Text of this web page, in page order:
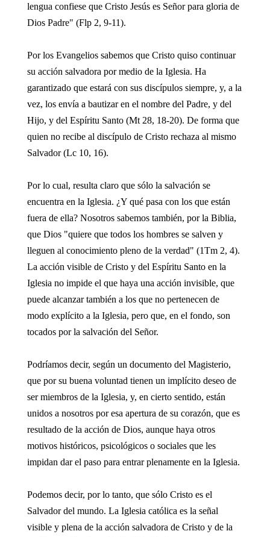
lengua confiese que Cristo Jesús es Señor para gloria de
Dios Padre" (Flp 2, 9-11).
Por los Evangelios sabemos que Cristo quiso continuar
su acción salvadora por medio de la Iglesia. Ha
garantizado que estará con sus discípulos siempre, y, a la
vez, los envía a bautizar en el nombre del Padre, y del
Hijo, y del Espíritu Santo (Mt 28, 18-20). De forma que
quien no recibe al discípulo de Cristo rechaza al mismo
Salvador (Lc 10, 16).
Por lo cual, resulta claro que sólo la salvación se
encuentra en la Iglesia. ¿Y qué pasa con los que están
fuera de ella? Nosotros sabemos también, por la Biblia,
que Dios "quiere que todos los hombres se salven y
lleguen al conocimiento pleno de la verdad" (1Tm 2, 4).
La acción visible de Cristo y del Espíritu Santo en la
Iglesia no impide el que haya una acción invisible, que
puede alcanzar también a los que no pertenecen de
modo explícito a la Iglesia, pero que, en el fondo, son
tocados por la salvación del Señor.
Podríamos decir, según un documento del Magisterio,
que por su buena voluntad tienen un implícito deseo de
ser miembros de la Iglesia, y, en cierto sentido, están
unidos a nosotros por esa apertura de su corazón, que es
resultado de la acción de Dios, aunque haya otros
motivos históricos, psicológicos o sociales que les
impidan dar el paso para entrar plenamente en la Iglesia.
Podemos decir, por lo tanto, que sólo Cristo es el
Salvador del mundo. La Iglesia católica es la señal
visible y plena de la acción salvadora de Cristo y de la